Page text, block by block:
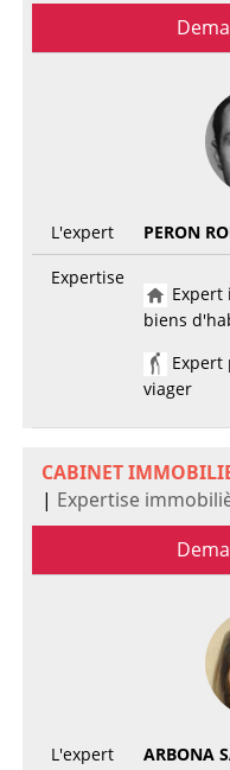
L'expert
PERON
Expertise
Expert
biens
Expert
viager
CABINET
| Expertise
L'expert
ARBONA